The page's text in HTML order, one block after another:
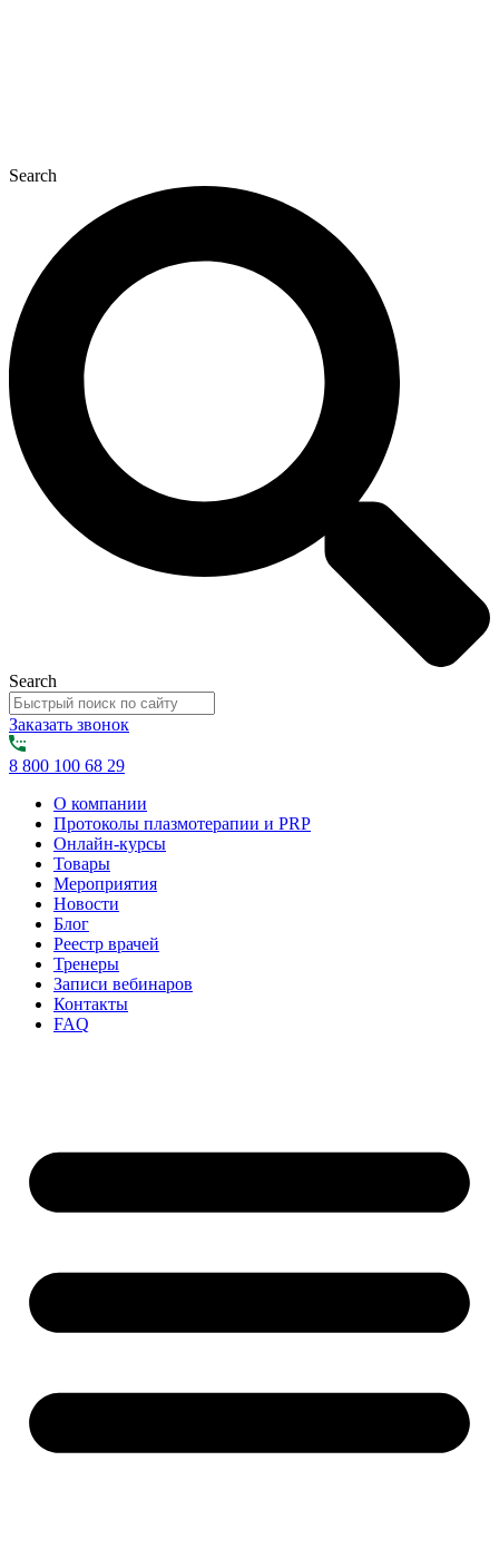
Search
Search
Заказать звонок
8 800 100 68 29
О компании
Протоколы плазмотерапии и PRP
Онлайн-курсы
Товары
Мероприятия
Новости
Блог
Реестр врачей
Тренеры
Записи вебинаров
Контакты
FAQ